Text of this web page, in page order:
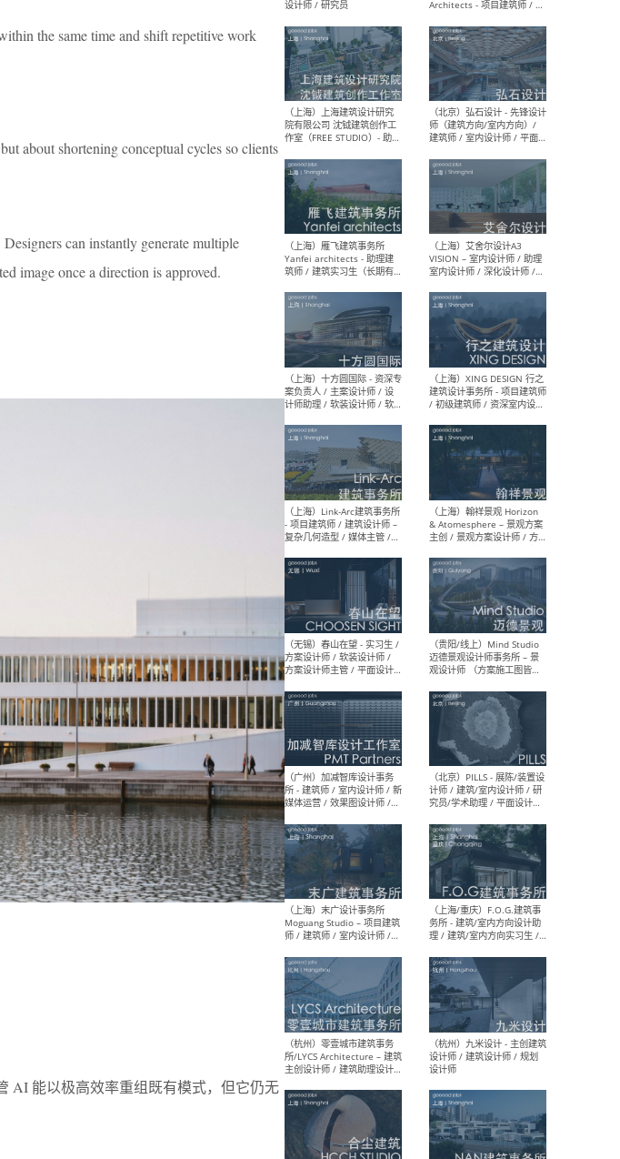
the same time and shift repetitive work
about shortening conceptual cycles so clients
can instantly generate multiple
image once a direction is approved.
AI 能以极高效率重组既有模式，但它仍无
（北京）LOD朗奥建筑 - 资深
室内建筑师 / 产品研发及新
媒体运营设计师 / FF&E软装
设计师 / 深化设计师 / 实习
生
（北京）SHUYAN design -
项目负责人Project Manager
/项目建筑师Project
Architect / 助理建筑师
Assistant Architect / 创始
人助理Founder's Assistant
/ 实习生Intern
（深圳）URBANUS 都市实践
- 城市设计师 / 建筑师 / 景观
设计师 / 研究员
（上海）上海建筑设计研究
院有限公司 沈钺建筑创作工
作室（FREE STUDIO）- 助理
建筑师 / 驻场建筑师 / 实习
生
（上海）雁飞建筑事务所
Yanfei architects - 助理建
筑师 / 建筑实习生（长期有
效）
（上海）十方圆国际 - 资深专
案负责人 / 主案设计师 / 设
计师助理 / 软装设计师 / 软
装设计师助理
（上海）Link-Arc建筑事务所
复杂几何造型 / 媒体主管 /
学术研究专员 / 实习生计划
（无锡）春山在望 - 实习生 /
方案设计师 / 软装设计师 /
方案设计师主管 / 平面设计
师